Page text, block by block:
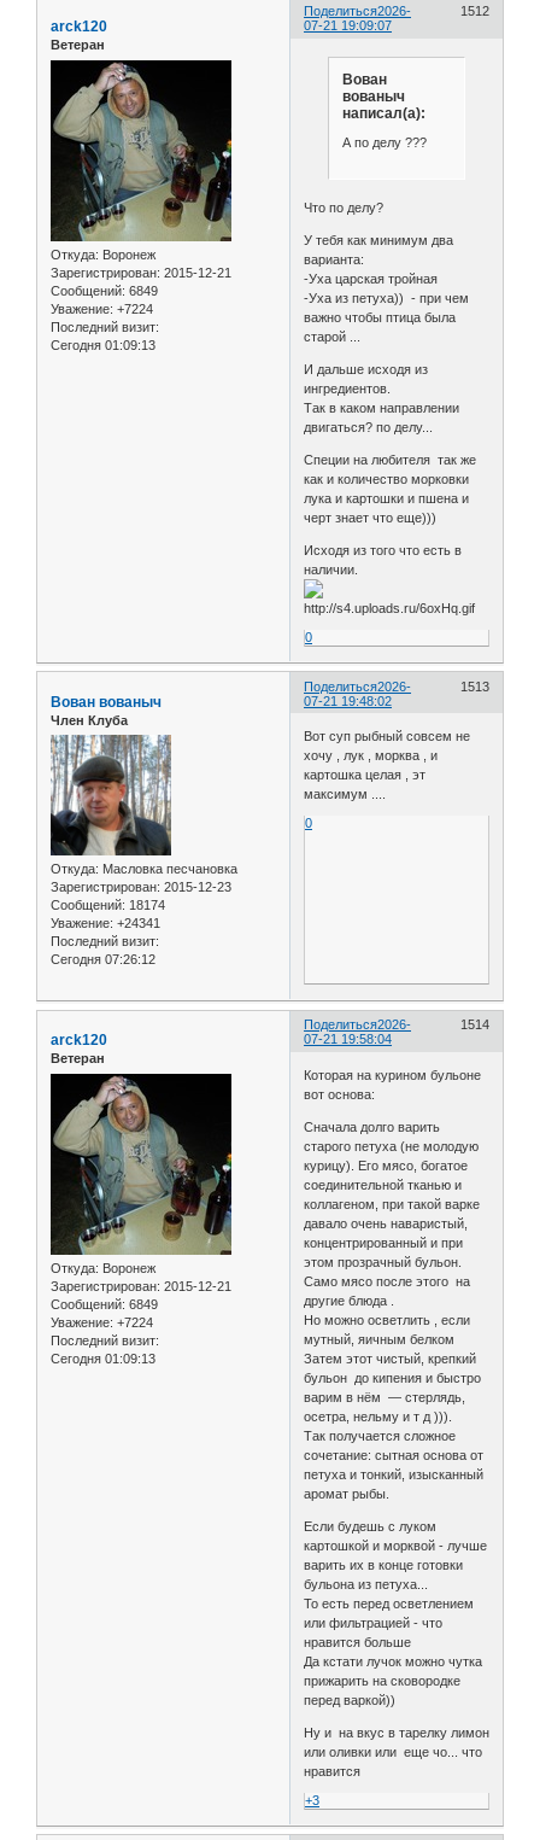
Поделиться 1512
2026-
07-21 19:09:07
arck120
Ветеран
Откуда: Воронеж
Зарегистрирован: 2015-12-21
Сообщений: 6849
Уважение: +7224
Последний визит:
Сегодня 01:09:13
Вован
вованыч
написал(а):
А по делу ???
Что по делу?
У тебя как минимум два
варианта:
-Уха царская тройная
-Уха из петуха)) - при чем
важно чтобы птица была
старой ...
И дальше исходя из
ингредиентов.
Так в каком направлении
двигаться? по делу...
Специи на любителя так же
как и количество морковки
лука и картошки и пшена и
черт знает что еще)))
Исходя из того что есть в
наличии.
0
Поделиться 1513
2026-
07-21 19:48:02
Вован вованыч
Член Клуба
Откуда: Масловка песчановка
Зарегистрирован: 2015-12-23
Сообщений: 18174
Уважение: +24341
Последний визит:
Сегодня 07:26:12
Вот суп рыбный совсем не
хочу , лук , морква , и
картошка целая , эт
максимум ....
0
Поделиться 1514
2026-
07-21 19:58:04
arck120
Ветеран
Откуда: Воронеж
Зарегистрирован: 2015-12-21
Сообщений: 6849
Уважение: +7224
Последний визит:
Сегодня 01:09:13
Которая на курином бульоне
вот основа:
Сначала долго варить
старого петуха (не молодую
курицу). Его мясо, богатое
соединительной тканью и
коллагеном, при такой варке
давало очень наваристый,
концентрированный и при
этом прозрачный бульон.
Само мясо после этого на
другие блюда .
Но можно осветлить , если
мутный, яичным белком
Затем этот чистый, крепкий
бульон до кипения и быстро
варим в нём — стерлядь,
осетра, нельму и т д ))).
Так получается сложное
сочетание: сытная основа от
петуха и тонкий, изысканный
аромат рыбы.
Если будешь с луком
картошкой и морквой - лучше
варить их в конце готовки
бульона из петуха...
То есть перед осветлением
или фильтрацией - что
нравится больше
Да кстати лучок можно чутка
прижарить на сковородке
перед варкой))
Ну и на вкус в тарелку лимон
или оливки или еще чо... что
нравится
+3